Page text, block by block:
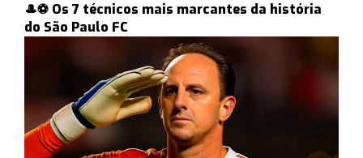
🎩⚽ Os 7 técnicos mais marcantes da história
do São Paulo FC